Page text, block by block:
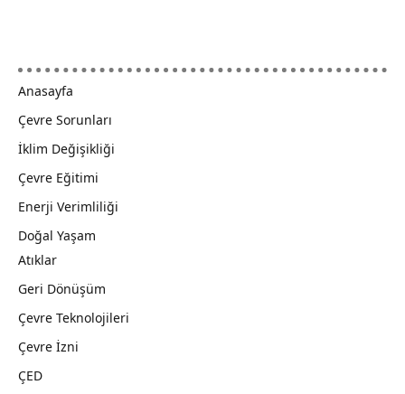
Anasayfa
Çevre Sorunları
İklim Değişikliği
Çevre Eğitimi
Enerji Verimliliği
Doğal Yaşam
Atıklar
Geri Dönüşüm
Çevre Teknolojileri
Çevre İzni
ÇED